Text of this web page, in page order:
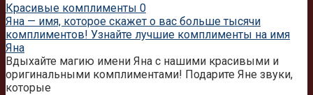
Красивые комплименты 0
Яна — имя, которое скажет о вас больше тысячи
комплиментов! Узнайте лучшие комплименты на имя
Яна
Вдыхайте магию имени Яна с нашими красивыми и
оригинальными комплиментами! Подарите Яне звуки,
которые